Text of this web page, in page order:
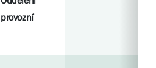
provozní